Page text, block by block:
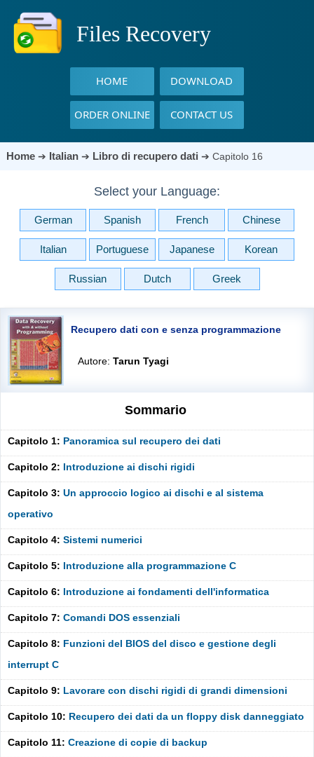
Files Recovery
HOME DOWNLOAD
ORDER ONLINE CONTACT US
Home➔ Italian ➔ Libro di recupero dati ➔ Capitolo 16
Select your Language:
German Spanish French Chinese
Italian Portuguese Japanese Korean
Russian Dutch Greek
Recupero dati con e senza programmazione
Autore: Tarun Tyagi
Sommario
Capitolo 1: Panoramica sul recupero dei dati
Capitolo 2: Introduzione ai dischi rigidi
Capitolo 3: Un approccio logico ai dischi e al sistema
operativo
Capitolo 4: Sistemi numerici
Capitolo 5: Introduzione alla programmazione C
Capitolo 6: Introduzione ai fondamenti dell'informatica
Capitolo 7: Comandi DOS essenziali
Capitolo 8: Funzioni del BIOS del disco e gestione degli
interrupt C
Capitolo 9: Lavorare con dischi rigidi di grandi dimensioni
Capitolo 10: Recupero dei dati da un floppy disk danneggiato
Capitolo 11: Creazione di copie di backup